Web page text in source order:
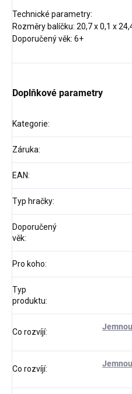
Technické parametry:
Rozměry balíčku: 20,7 x 0,1 x
Doporučený věk: 6+
Doplňkové parametry
Kategorie:
Záruka:
EAN:
Typ hračky:
Doporučený
věk:
Pro koho:
Typ
produktu:
Co rozvíjí:
Co rozvíjí: